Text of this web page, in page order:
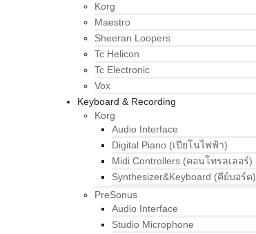
Korg
Maestro
Sheeran Loopers
Tc Helicon
Tc Electronic
Vox
Keyboard & Recording
Korg
Audio Interface
Digital Piano (เปียโนไฟฟ้า)
Midi Controllers (คอนโทรลเลอร์)
Synthesizer&Keyboard (คีย์บอร์ด)
PreSonus
Audio Interface
Studio Microphone